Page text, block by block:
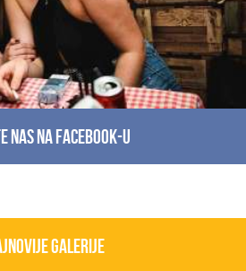
nas na facebook-u
galerije